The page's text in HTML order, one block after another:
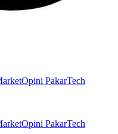
Opini PakarTech
Opini PakarTech